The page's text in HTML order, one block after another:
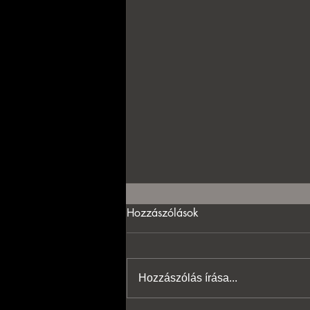
Hozzászólások
Hozzászólás írása...